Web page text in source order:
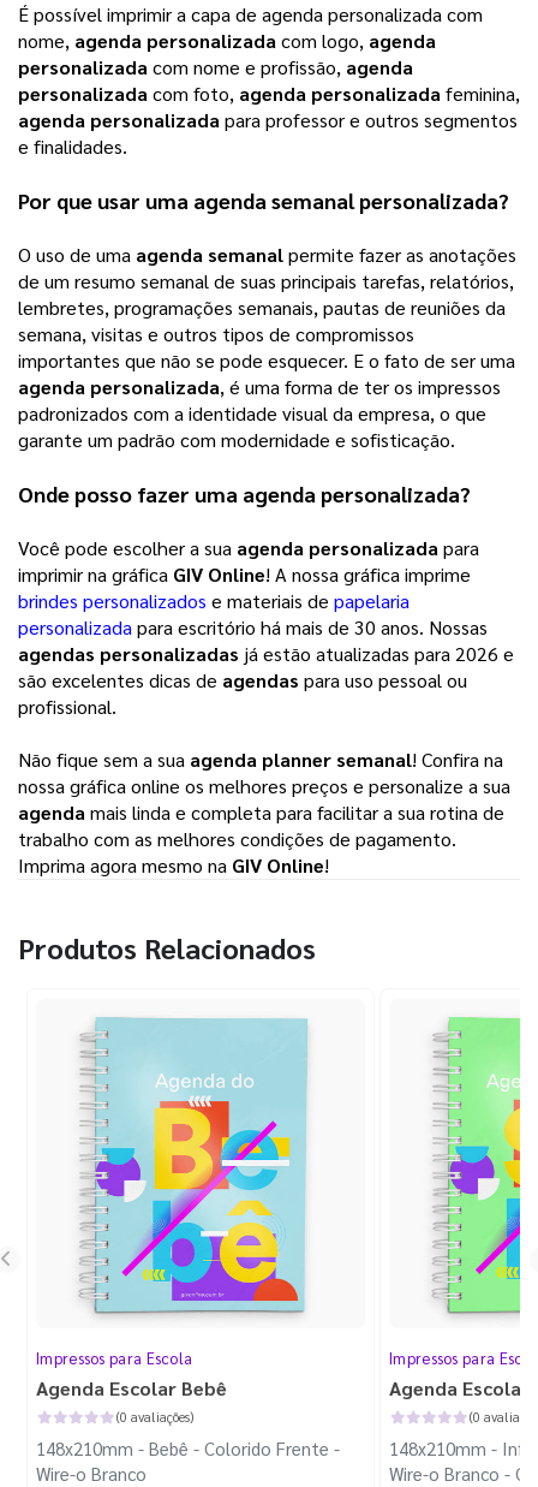
É possível imprimir a capa de agenda personalizada com
nome, agenda personalizada com logo, agenda
personalizada com nome e profissão, agenda
personalizada com foto, agenda personalizada
agenda personalizada para professor e outros segmentos
e finalidades.
Por que usar uma agenda semanal personalizada?
O uso de uma agenda semanal permite fazer as anotações
de um resumo semanal de suas principais tarefas, relatórios,
lembretes, programações semanais, pautas de reuniões da
semana, visitas e outros tipos de compromissos
agenda personalizada, é uma forma de ter os impressos
padronizados com a identidade visual da empresa, o que
garante um padrão com modernidade e sofisticação.
Onde posso fazer uma agenda personalizada?
Você pode escolher a sua agenda personalizada para
imprimir na gráfica GIV Online! A nossa gráfica imprime
brindes personalizados e materiais de papelaria
personalizada para escritório há mais de 30 anos. Nossas
agendas personalizadas já estão atualizadas para 2026 e
são excelentes dicas de agendas para uso pessoal ou
profissional.
Não fique sem a sua agenda planner semanal! Confira na
nossa gráfica online os melhores preços e personalize a sua
agenda mais linda e completa para facilitar a sua rotina de
trabalho com as melhores condições de pagamento.
Imprima agora mesmo na GIV Online!
Produtos Relacionados
Impressos para Escola
Agenda Escolar Bebê
(0 avaliações)
148x210mm - Bebê - Colorido Frente -
Wire-o Branco
Impressos para
Agenda
(0
148x210mm -
Wire-o Branco -